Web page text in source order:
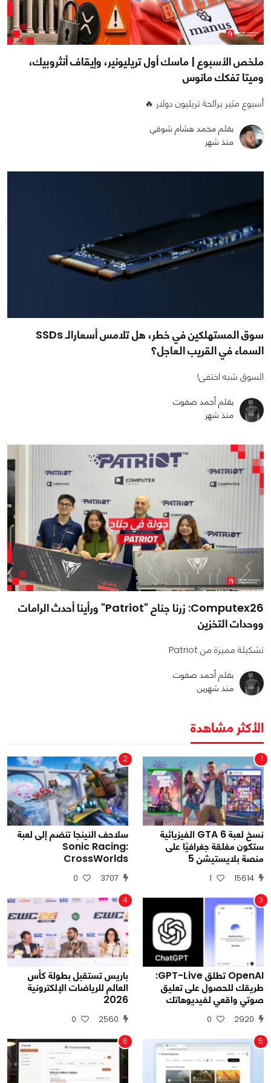
ملخص الأسبوع | ماسك أول تريليونير، وإيقاف أنثروبيك،
وميتا تفكك مانوس
أسبوع مثير برائحة تريليون دولار 🔥
بقلم محمد هشام شوقي
منذ شهر
سوق المستهلكين في خطر، هل تلامس أسعارالـ SSDs
السماء في القريب العاجل؟
السوق شبه اختفى!
بقلم أحمد صفوت
منذ شهر
Computex26: زرنا جناح "Patriot" ورأينا أحدث الرامات
ووحدات التخزين
تشكيلة مميزة من Patriot
بقلم أحمد صفوت
منذ شهرين
الأكثر مشاهدة
1
نسخ لعبة GTA 6 الفيزيائية
ستكون مغلقة جغرافيًا على
منصة بلايستيشن 5
15614
1
2
سلاحف النينجا تنضم إلى لعبة
Sonic Racing:
CrossWorlds
3707
0
3
OpenAI تطلق GPT-Live:
طريقك للحصول على تعليق
صوتي واقعي لفيديوهاتك
2920
0
4
باريس تستقبل بطولة كأس
العالم للرياضات الإلكترونية
2026
2560
0
5
6